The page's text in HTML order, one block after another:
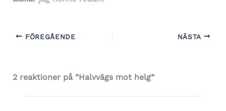
FÖREGÅENDE NÄSTA
2 reaktioner på ”Halvvägs mot helg”